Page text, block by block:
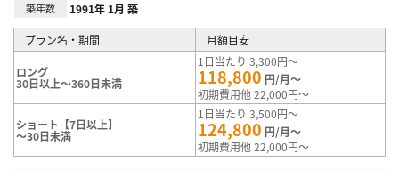
築年数 1991年 1月 築
プラン名・期間 月額目安
ロング
30日以上～360日未満
1日当たり 3,300円～
118,800 円/月～
初期費用他 22,000円～
ショート【7日以上】
～30日未満
1日当たり 3,500円～
124,800 円/月～
初期費用他 22,000円～